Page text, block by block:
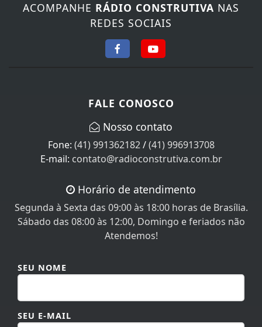
ACOMPANHE RÁDIO CONSTRUTIVA NAS
REDES SOCIAIS
FALE CONOSCO
Nosso contato
Fone: (41) 991362182/(41) 996913708
E-mail: contato@radioconstrutiva.com.br
Horário de atendimento
Segunda à Sexta das 09:00 às 18:00 horas de Brasília.
Sábado das 08:00 às 12:00, Domingo e feriados não
Atendemos!
SEU NOME
SEU E-MAIL